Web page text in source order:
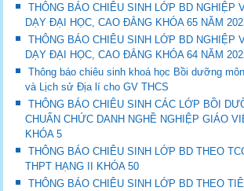
THÔNG BÁO CHIÊU SINH LỚP BD NGHIỆP
DẠY ĐẠI HỌC, CAO ĐẲNG KHÓA 65 NĂM
THÔNG BÁO CHIÊU SINH LỚP BD NGHIỆP
DẠY ĐẠI HỌC, CAO ĐẲNG KHÓA 64 NĂM
Thông báo chiêu sinh khoá học Bồi dưỡng
và Lịch sử Địa lí cho GV THCS
THÔNG BÁO CHIÊU SINH CÁC LỚP BỒI
CHUẨN CHỨC DANH NGHỀ NGHIỆP GIÁO
KHÓA 5
THÔNG BÁO CHIÊU SINH LỚP BD THEO
THPT HẠNG II KHÓA 50
THÔNG BÁO CHIÊU SINH LỚP BD THEO